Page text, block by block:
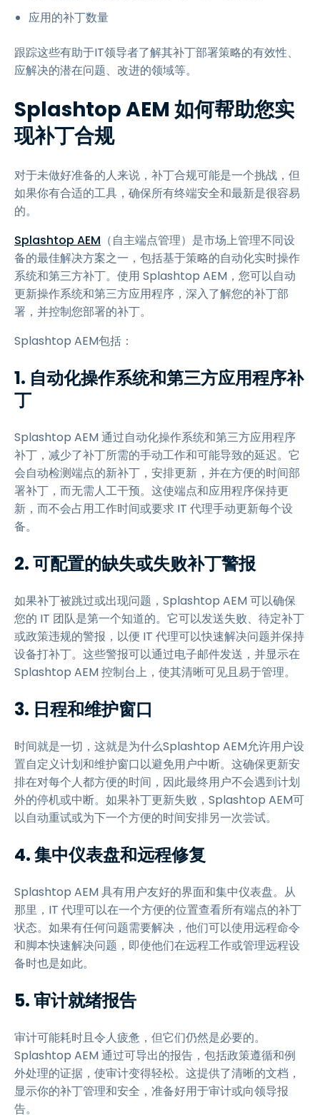
应用的补丁数量
跟踪这些有助于IT领导者了解其补丁部署策略的有效性、
应解决的潜在问题、改进的领域等。
Splashtop AEM 如何帮助您实
现补丁合规
对于未做好准备的人来说，补丁合规可能是一个挑战，但
如果你有合适的工具，确保所有终端安全和最新是很容易
的。
Splashtop AEM （自主端点管理）是市场上管理不同设
备的最佳解决方案之一，包括基于策略的自动化实时操作
系统和第三方补丁。使用 Splashtop AEM，您可以自动
更新操作系统和第三方应用程序，深入了解您的补丁部
署，并控制您部署的补丁。
Splashtop AEM包括：
1. 自动化操作系统和第三方应用程序补
丁
Splashtop AEM 通过自动化操作系统和第三方应用程序
补丁，减少了补丁所需的手动工作和可能导致的延迟。它
会自动检测端点的新补丁，安排更新，并在方便的时间部
署补丁，而无需人工干预。这使端点和应用程序保持更
新，而不会占用工作时间或要求 IT 代理手动更新每个设
备。
2. 可配置的缺失或失败补丁警报
如果补丁被跳过或出现问题，Splashtop AEM 可以确保
您的 IT 团队是第一个知道的。它可以发送失败、待定补丁
或政策违规的警报，以便 IT 代理可以快速解决问题并保持
设备打补丁。这些警报可以通过电子邮件发送，并显示在
Splashtop AEM 控制台上，使其清晰可见且易于管理。
3. 日程和维护窗口
时间就是一切，这就是为什么Splashtop AEM允许用户设
置自定义计划和维护窗口以避免用户中断。这确保更新安
排在对每个人都方便的时间，因此最终用户不会遇到计划
外的停机或中断。如果补丁更新失败，Splashtop AEM可
以自动重试或为下一个方便的时间安排另一次尝试。
4. 集中仪表盘和远程修复
Splashtop AEM 具有用户友好的界面和集中仪表盘。从
那里，IT 代理可以在一个方便的位置查看所有端点的补丁
状态。如果有任何问题需要解决，他们可以使用远程命令
和脚本快速解决问题，即使他们在远程工作或管理远程设
备时也是如此。
5. 审计就绪报告
审计可能耗时且令人疲惫，但它们仍然是必要的。
Splashtop AEM 通过可导出的报告，包括政策遵循和例
外处理的证据，使审计变得轻松。这提供了清晰的文档，
显示你的补丁管理和安全，准备好用于审计或向领导报
告。